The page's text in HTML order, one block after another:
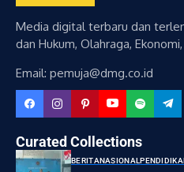
Media digital terbaru dan
dan Hukum, Olahraga,
Email: pemuja@dmg.co.id
Curated Collections
BERITANASIONAL